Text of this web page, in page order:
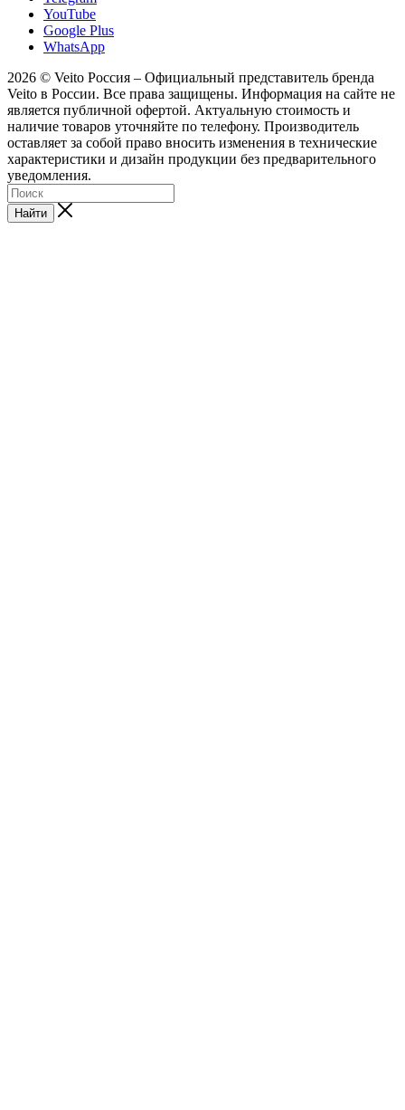
YouTube
Google Plus
WhatsApp
2026 © Veito Россия – Официальный представитель бренда
Veito в России. Все права защищены. Информация на сайте не
является публичной офертой. Актуальную стоимость и
наличие товаров уточняйте по телефону. Производитель
оставляет за собой право вносить изменения в технические
характеристики и дизайн продукции без предварительного
уведомления.
Найти